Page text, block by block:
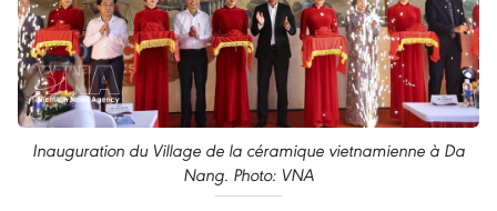
Inauguration du Village de la céramique vietnamienne à Da
Nang. Photo: VNA